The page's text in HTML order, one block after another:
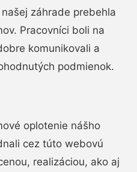
záhrade prebehla
Pracovníci boli na
komunikovali a
podmienok.
oplotenie nášho
cez túto webovú
realizáciou, ako aj